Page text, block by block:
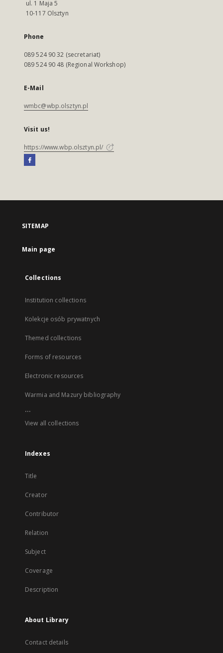
ul. 1 Maja 5
10-117 Olsztyn
Phone
089 524 90 32 (secretariat)
089 524 90 48 (Regional Workshop)
E-Mail
wmbc@wbp.olsztyn.pl
Visit us!
https://www.wbp.olsztyn.pl/
SITEMAP
Main page
Collections
Institution collections
Kolekcje osób prywatnych
Themed collections
Forms of resources
Electronic resources
Warmia and Mazury bibliography
...
View all collections
Indexes
Title
Creator
Contributor
Relation
Subject
Coverage
Description
About Library
Contact details